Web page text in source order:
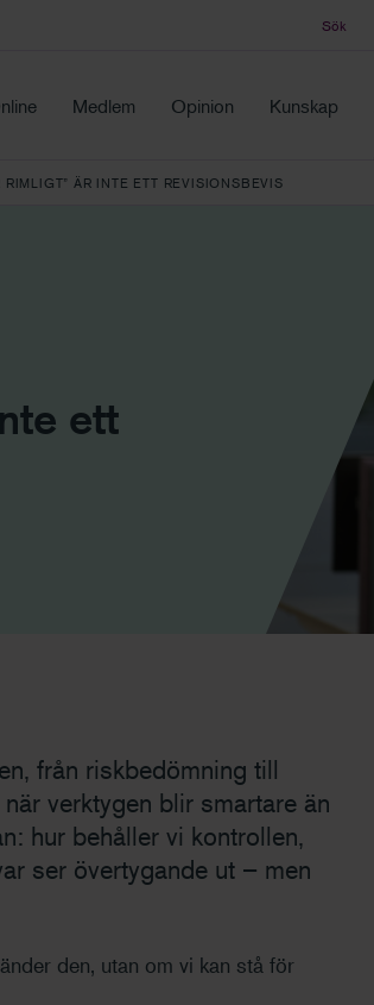
Tidningen Balans
Sök
Medlem Opinion Kunskap
RIMLIGT” ÄR INTE ETT REVISIONSBEVIS
ett
från riskbedömning till
verktygen blir smartare än
hur behåller vi kontrollen,
ser övertygande ut – men
den, utan om vi kan stå för